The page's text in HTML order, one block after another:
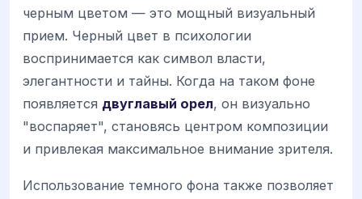
черным цветом — это мощный визуальный
прием. Черный цвет в психологии
воспринимается как символ власти,
элегантности и тайны. Когда на таком фоне
появляется двуглавый орел, он визуально
"воспаряет", становясь центром композиции
и привлекая максимальное внимание зрителя.
Использование темного фона также позволяет